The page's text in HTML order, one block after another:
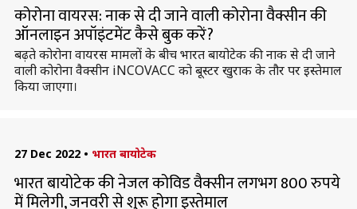
कोरोना वायरस: नाक से दी जाने वाली कोरोना वैक्सीन की
ऑनलाइन अपॉइंटमेंट कैसे बुक करें?
बढ़ते कोरोना वायरस मामलों के बीच भारत बायोटेक की नाक से दी जाने
वाली कोरोना वैक्सीन iNCOVACC को बूस्टर खुराक के तौर पर इस्तेमाल
किया जाएगा।
27 Dec 2022 • भारत बायोटेक
भारत बायोटेक की नेजल कोविड वैक्सीन लगभग 800 रुपये
में मिलेगी, जनवरी से शुरू होगा इस्तेमाल